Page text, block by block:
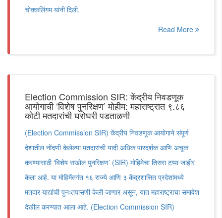
चोक्कलिंगम यांनी दिली.
Read More
Election Commission SIR: केंद्रीय निवडणूक
आयोगाची ‘विशेष पुनरिक्षण’ मोहीम: महाराष्ट्रात ९.८६
कोटी मतदारांची घरोघरी पडताळणी
(Election Commission SIR) केंद्रीय निवडणूक आयोगाने संपूर्ण
देशातील नोंदणी केलेल्या मतदारांची यादी अधिक पारदर्शक आणि अचूक
करण्यासाठी ‘विशेष सखोल पुनरिक्षण’ (SIR) मोहिमेचा तिसरा टप्पा जाहीर
केला आहे. या मोहिमेंतर्गत १६ राज्ये आणि ३ केंद्रशासित प्रदेशांमध्ये
मतदार याद्यांची पुनःतपासणी केली जाणार असून, यात महाराष्ट्राचा समावेश
देखील करण्यात आला आहे. (Election Commission SIR)